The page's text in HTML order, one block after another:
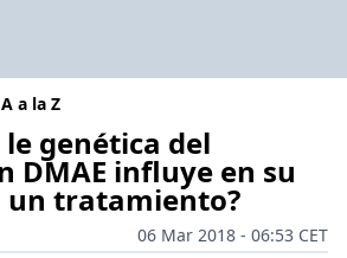
a la Z
le genética del
DMAE influye en su
un tratamiento?
06 Mar 2018 - 06:53 CET